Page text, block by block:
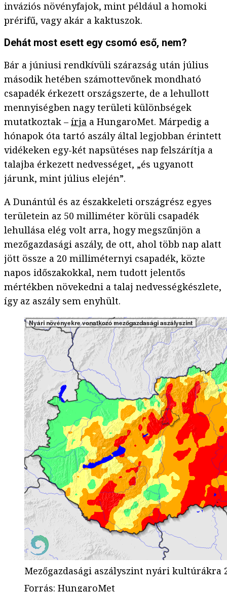
inváziós növényfajok, mint például a homoki
prérifű, vagy akár a kaktuszok.
Dehát most esett egy csomó eső, nem?
Bár a júniusi rendkívüli szárazság után július
második hetében számottevőnek mondható
csapadék érkezett országszerte, de a lehullott
mennyiségben nagy területi különbségek
mutatkoztak – írja a HungaroMet. Márpedig a
hónapok óta tartó aszály által legjobban érintett
vidékeken egy-két napsütéses nap felszárítja a
talajba érkezett nedvességet, „és ugyanott
járunk, mint július elején”.
A Dunántúl és az északkeleti országrész egyes
területein az 50 milliméter körüli csapadék
lehullása elég volt arra, hogy megszűnjön a
mezőgazdasági aszály, de ott, ahol több nap alatt
jött össze a 20 milliméternyi csapadék, közte
napos időszakokkal, nem tudott jelentős
mértékben növekedni a talaj nedvességkészlete,
így az aszály sem enyhült.
Mezőgazdasági aszályszint nyári kultúrákra
Forrás: HungaroMet